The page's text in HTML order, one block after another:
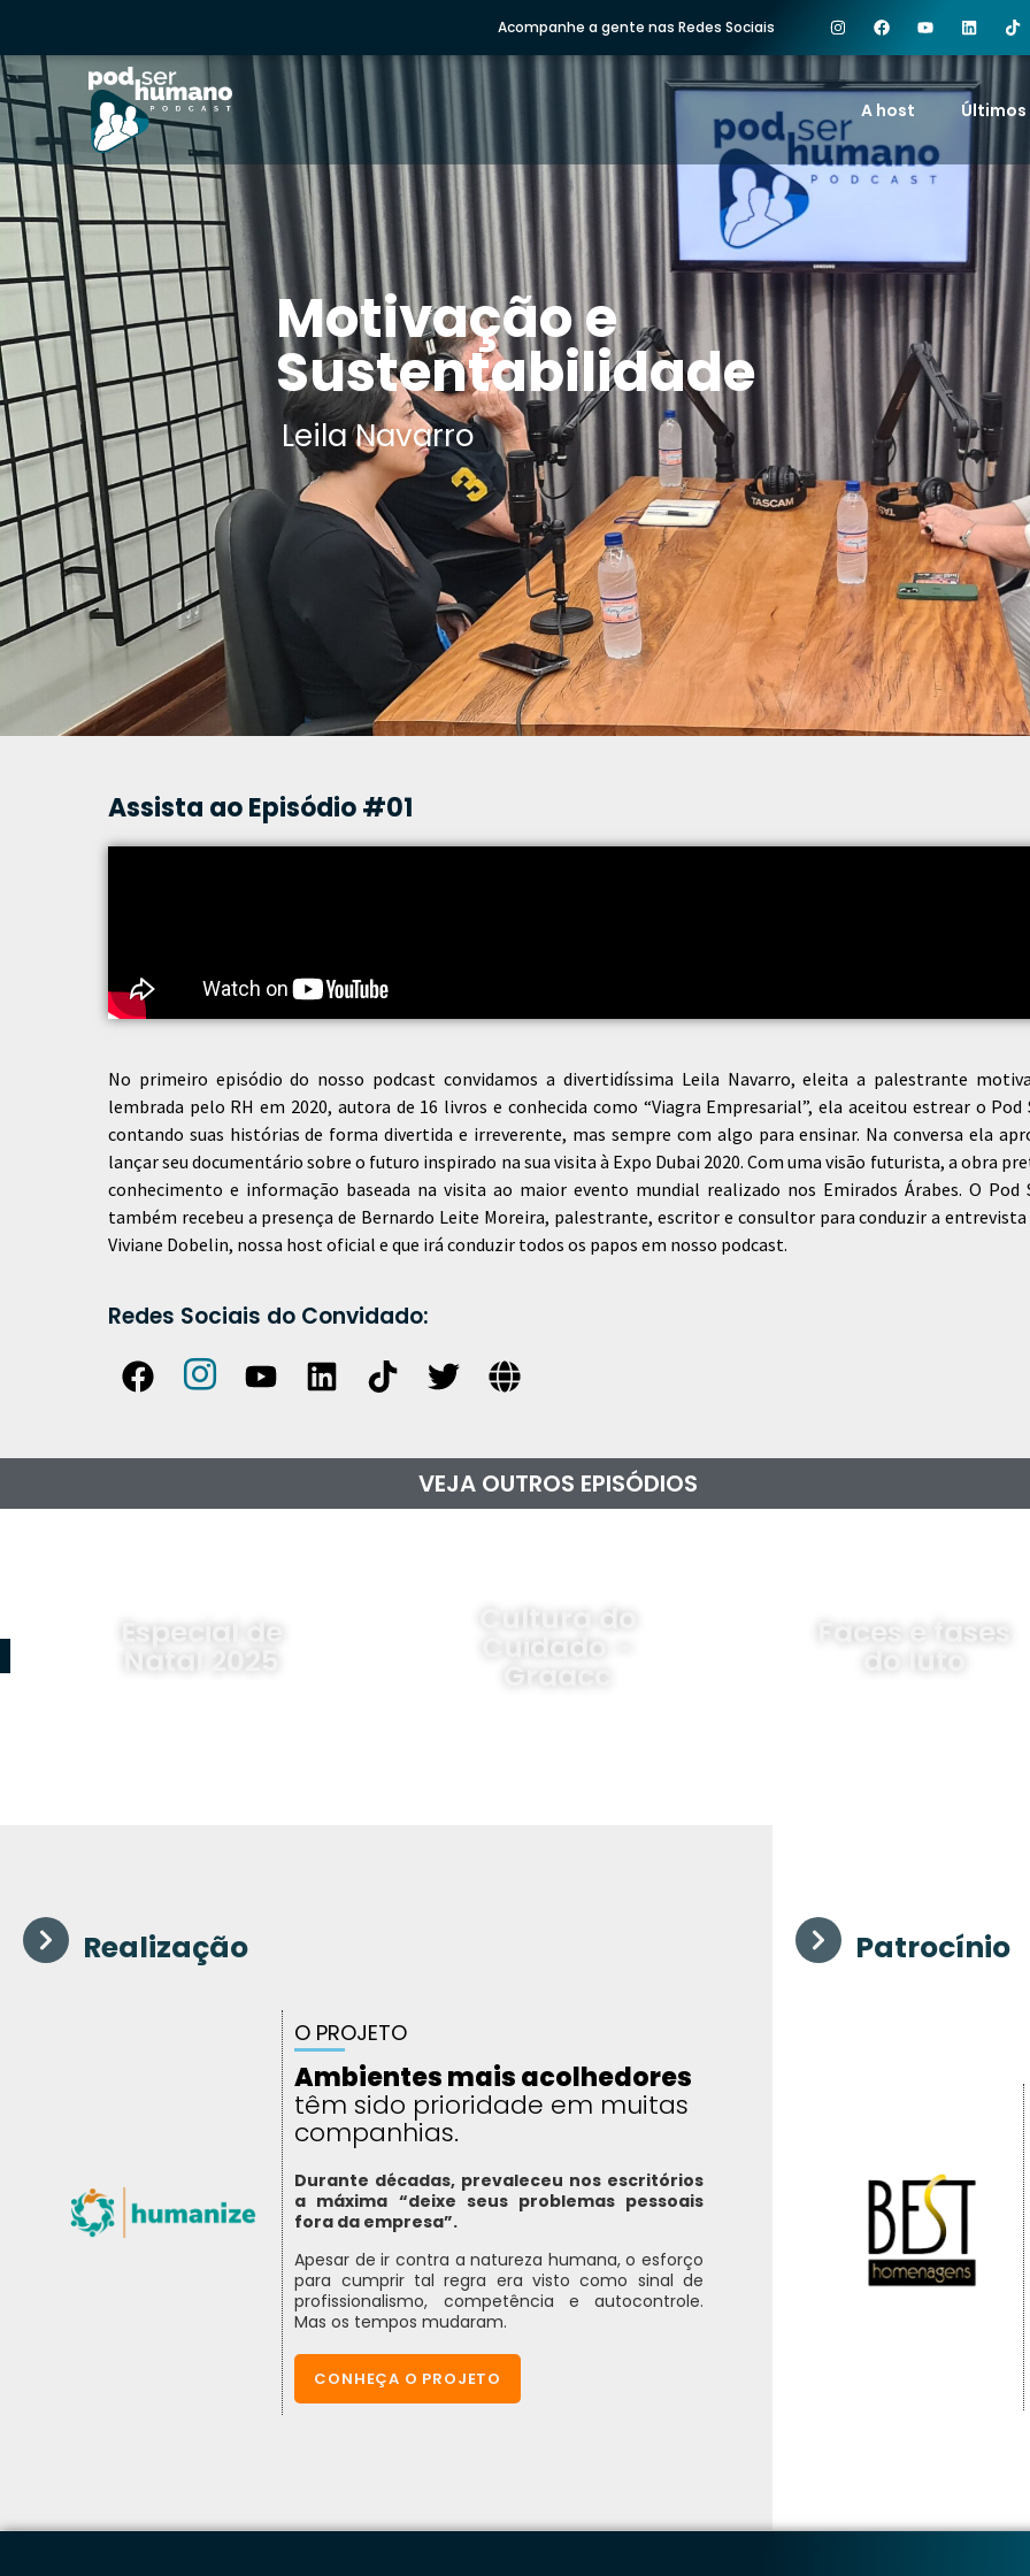
Acompanhe a gente nas Redes Sociais
A host Últimos
Motivação e
Sustentabilidade
Leila Navarro
Assista ao Episódio #01
No primeiro episódio do nosso podcast convidamos a divertidíssima Leila Navarro, eleita a palestrante
lembrada pelo RH em 2020, autora de 16 livros e conhecida como “Viagra Empresarial”, ela aceitou estrear o Pod
contando suas histórias de forma divertida e irreverente, mas sempre com algo para ensinar. Na conversa ela
lançar seu documentário sobre o futuro inspirado na sua visita à Expo Dubai 2020. Com uma visão futurista, a obra
conhecimento e informação baseada na visita ao maior evento mundial realizado nos Emirados Árabes. O Pod
também recebeu a presença de Bernardo Leite Moreira, palestrante, escritor e consultor para conduzir a
Viviane Dobelin, nossa host oficial e que irá conduzir todos os papos em nosso podcast.
Redes Sociais do Convidado:
VEJA OUTROS EPISÓDIOS
Cultura do
Cuidado –
Graacc
Faces e fases
do luto
Humanos e o
Futuro do
Realização
O PROJETO
Ambientes mais acolhedores
têm sido prioridade em muitas
companhias.
Durante décadas, prevaleceu nos escritórios
a máxima “deixe seus problemas pessoais
fora da empresa”.
Apesar de ir contra a natureza humana, o esforço
para cumprir tal regra era visto como sinal de
profissionalismo, competência e autocontrole.
Mas os tempos mudaram.
CONHEÇA O PROJETO
Patrocínio